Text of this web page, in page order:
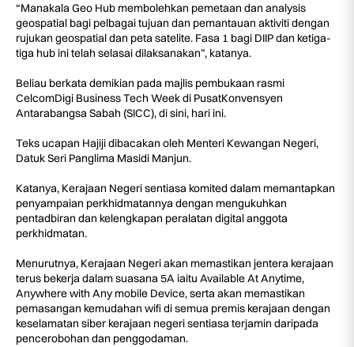
“Manakala Geo Hub membolehkan pemetaan dan analysis
geospatial bagi pelbagai tujuan dan pemantauan aktiviti dengan
rujukan geospatial dan peta satelite. Fasa 1 bagi DIIP dan ketiga-
tiga hub ini telah selasai dilaksanakan”, katanya.
Beliau berkata demikian pada majlis pembukaan rasmi
CelcomDigi Business Tech Week di PusatKonvensyen
Antarabangsa Sabah (SICC), di sini, hari ini.
Teks ucapan Hajiji dibacakan oleh Menteri Kewangan Negeri,
Datuk Seri Panglima Masidi Manjun.
Katanya, Kerajaan Negeri sentiasa komited dalam memantapkan
penyampaian perkhidmatannya dengan mengukuhkan
pentadbiran dan kelengkapan peralatan digital anggota
perkhidmatan.
Menurutnya, Kerajaan Negeri akan memastikan jentera kerajaan
terus bekerja dalam suasana 5A iaitu Available At Anytime,
Anywhere with Any mobile Device, serta akan memastikan
pemasangan kemudahan wifi di semua premis kerajaan dengan
keselamatan siber kerajaan negeri sentiasa terjamin daripada
pencerobohan dan penggodaman.